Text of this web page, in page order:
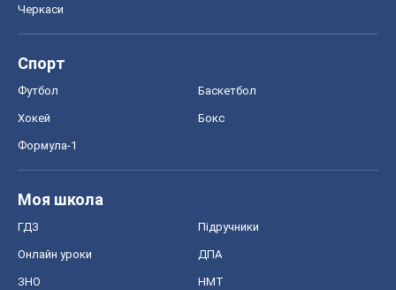
Черкаси
Спорт
Футбол Баскетбол
Хокей Бокс
Формула-1
Моя школа
ГДЗ Підручники
Онлайн уроки ДПА
ЗНО НМТ